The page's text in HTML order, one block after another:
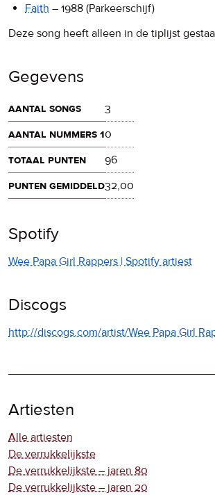
Faith – 1988 (Parkeerschijf)
Deze song heeft alleen in de tiplijst
Gegevens
aantal songs
3
aantal nummers 10
totaal punten
96
punten gemiddeld32,00
Spotify
Wee Papa Girl Rappers | Spotify artiest
Discogs
http://discogs.com/artist/Wee Papa Girl
Artiesten
Alle artiesten
De verrukkelijkste
De verrukkelijkste – jaren 80
De verrukkelijkste – jaren 20